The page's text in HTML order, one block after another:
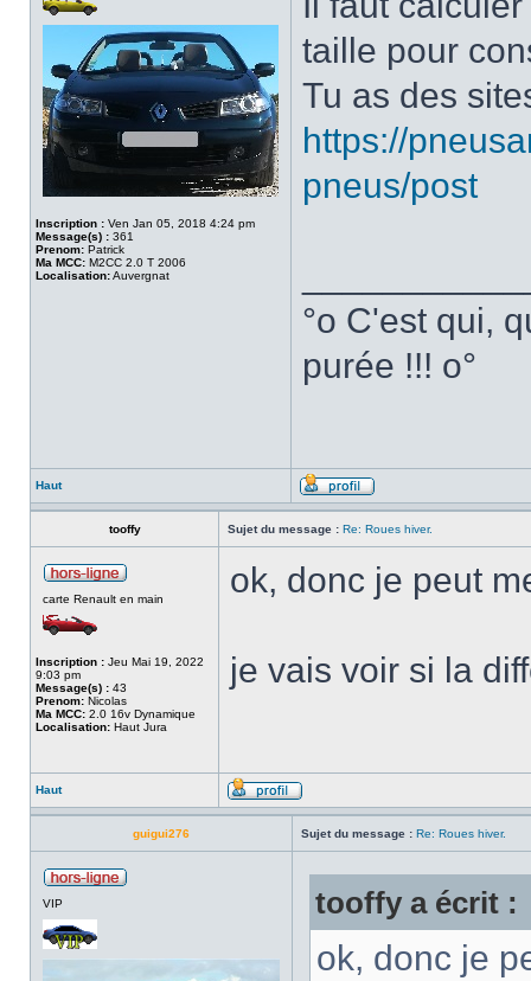
Inscription : Ven Jan 05, 2018 4:24 pm
Message(s) : 361
Prenom: Patrick
Ma MCC: M2CC 2.0 T 2006
Localisation:Auvergnat
taille pour
Tu as des
https://
pneus/post
°o C'est qui,
purée !!! o°
Haut
tooffy Sujet du message : Re: Roues hiver.
carte Renault en main
Inscription : Jeu Mai 19, 2022
9:03 pm
Message(s) : 43
Prenom: Nicolas
Ma MCC: 2.0 16v Dynamique
Localisation: Haut Jura
ok, donc je peut
je vais voir si la
Haut
guigui276 Sujet du message : Re: Roues hiver.
VIP tooffy a écrit :
ok, donc je